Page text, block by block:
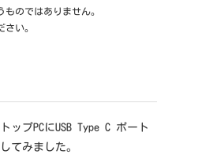
ものではありません。
い。
ップPCにUSB Type C ポート
てみました。